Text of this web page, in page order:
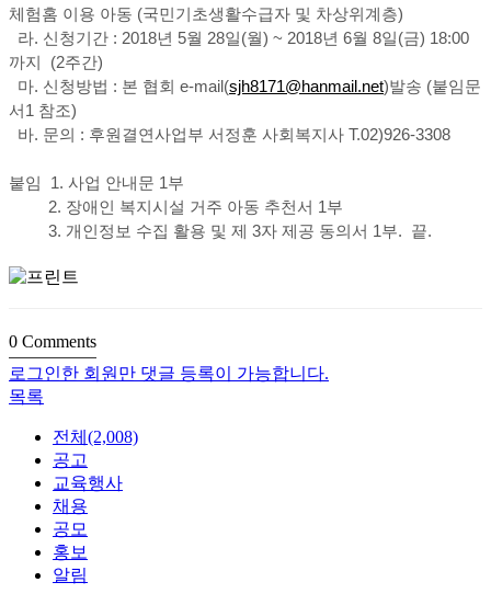
체험홈 이용 아동 (국민기초생활수급자 및 차상위계층)
라. 신청기간 : 2018년 5월 28일(월) ~ 2018년 6월 8일(금) 18:00
까지 (2주간)
마. 신청방법 : 본 협회 e-mail(sjh8171@hanmail.net)발송 (붙임문
서1 참조)
바. 문의 : 후원결연사업부 서정훈 사회복지사 T.02)926-3308
붙임 1. 사업 안내문 1부
2. 장애인 복지시설 거주 아동 추천서 1부
3. 개인정보 수집 활용 및 제 3자 제공 동의서 1부. 끝.
0 Comments
로그인한 회원만 댓글 등록이 가능합니다.
목록
전체(2,008)
공고
교육행사
채용
공모
홍보
알림